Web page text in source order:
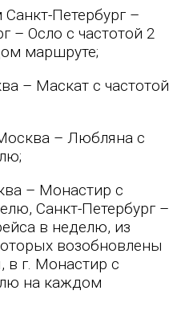
Петербург –
– Осло с частотой 2
маршруте;
– Маскат с частотой
– Любляна с
– Монастир с
Санкт-Петербург –
в неделю, из
возобновлены
г. Монастир с
на каждом